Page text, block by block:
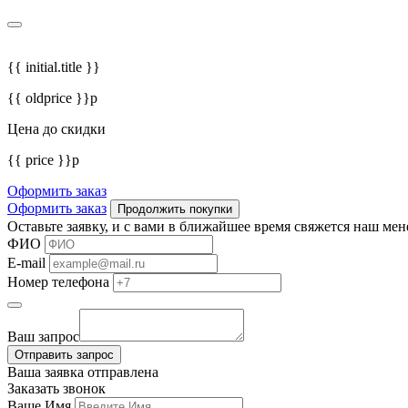
{{ initial.title }}
{{ oldprice }}р
Цена до скидки
{{ price }}р
Оформить заказ
Оформить заказ
Продолжить покупки
Оставьте заявку, и с вами в ближайшее время свяжется наш
ФИО
E-mail
Номер телефона
Ваш запрос
Отправить запрос
Ваша заявка отправлена
Заказать звонок